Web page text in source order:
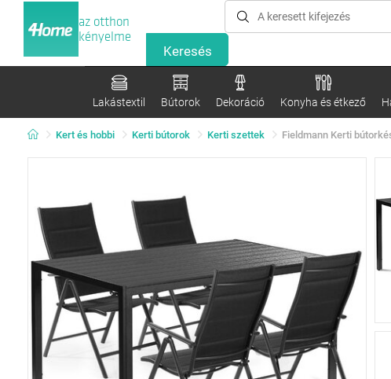
az otthon
kényelme
Lakástextil Bútorok Dekoráció Konyha és étkező
Kert és hobbi Kerti bútorok Kerti szettek Fieldmann Kerti